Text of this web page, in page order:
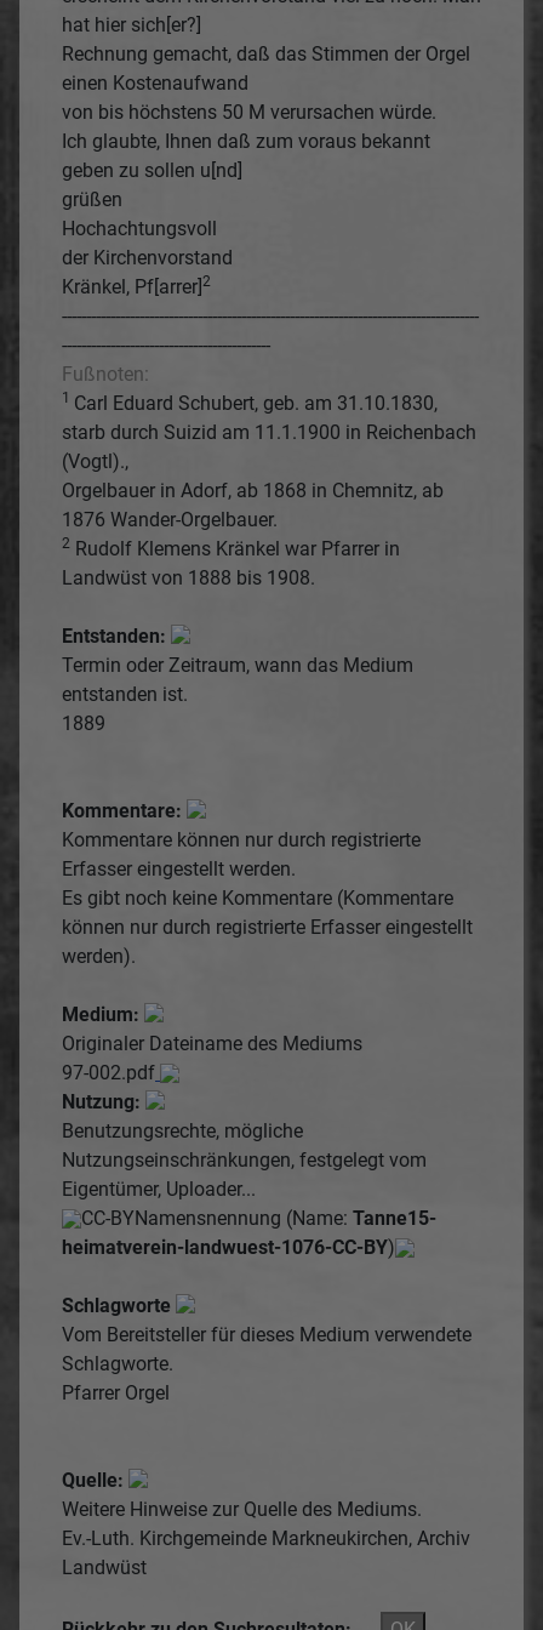
hat hier sich[er?]
Rechnung gemacht, daß das Stimmen der Orgel
einen Kostenaufwand
von bis höchstens 50 M verursachen würde.
Ich glaubte, Ihnen daß zum voraus bekannt
geben zu sollen u[nd]
grüßen
Hochachtungsvoll
der Kirchenvorstand
Kränkel, Pf[arrer] 2
--------------------------------------------------------------------------------------
-------------------------------------------
Fußnoten:
1 Carl Eduard Schubert, geb. am 31.10.1830,
starb durch Suizid am 11.1.1900 in Reichenbach
(Vogtl).,
Orgelbauer in Adorf, ab 1868 in Chemnitz, ab
1876 Wander-Orgelbauer.
2 Rudolf Klemens Kränkel war Pfarrer in
Landwüst von 1888 bis 1908.
Entstanden:
Termin oder Zeitraum, wann das Medium
entstanden ist.
1889
Kommentare:
Kommentare können nur durch registrierte
Erfasser eingestellt werden.
Es gibt noch keine Kommentare (Kommentare
können nur durch registrierte Erfasser eingestellt
werden).
Medium:
Originaler Dateiname des Mediums
97-002.pdf
Nutzung:
Benutzungsrechte, mögliche
Nutzungseinschränkungen, festgelegt vom
Eigentümer, Uploader...
CC-BYNamensnennung (Name: Tanne15-
heimatverein-landwuest-1076-CC-BY)
Schlagworte
Vom Bereitsteller für dieses Medium verwendete
Schlagworte.
Pfarrer Orgel
Quelle:
Weitere Hinweise zur Quelle des Mediums.
Ev.-Luth. Kirchgemeinde Markneukirchen, Archiv
Landwüst